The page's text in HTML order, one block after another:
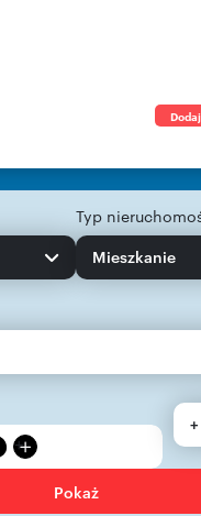
Dodaj
Typ
Mieszkanie
+
Pokaż